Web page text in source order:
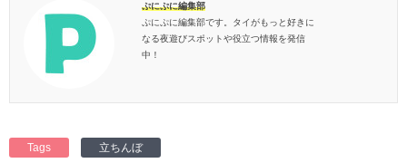
ぷにぷに編集部
ぷにぷに編集部です。タイがもっと好きに
なる夜遊びスポットや役立つ情報を発信
中！
Tags 立ちんぼ